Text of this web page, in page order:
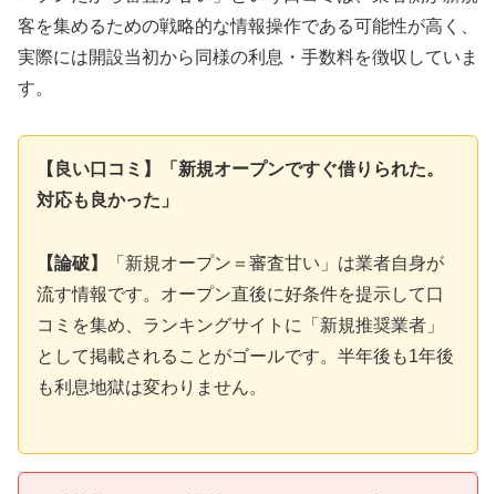
客を集めるための戦略的な情報操作である可能性が高く、
実際には開設当初から同様の利息・手数料を徴収していま
す。
【良い口コミ】「新規オープンですぐ借りられた。
対応も良かった」
【論破】
「新規オープン＝審査甘い」は業者自身が
流す情報です。オープン直後に好条件を提示して口
コミを集め、ランキングサイトに「新規推奨業者」
として掲載されることがゴールです。半年後も1年後
も利息地獄は変わりません。